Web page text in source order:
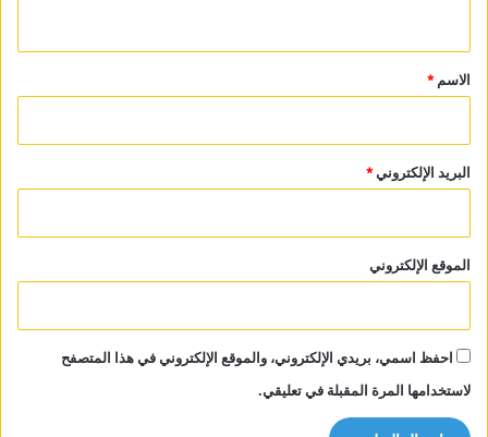
*
الاسم *
البريد الإلكتروني*
الموقع الإلكتروني
احفظ اسمي، بريدي الإلكتروني، والموقع الإلكتروني في هذا المتصفح
لاستخدامها المرة المقبلة في تعليقي.